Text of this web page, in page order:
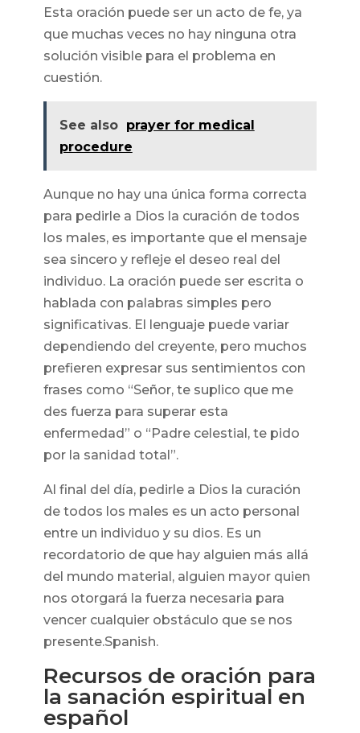
Esta oración puede ser un acto de fe, ya
que muchas veces no hay ninguna otra
solución visible para el problema en
cuestión.
See also prayer for medical
procedure
Aunque no hay una única forma correcta
para pedirle a Dios la curación de todos
los males, es importante que el mensaje
sea sincero y refleje el deseo real del
individuo. La oración puede ser escrita o
hablada con palabras simples pero
significativas. El lenguaje puede variar
dependiendo del creyente, pero muchos
prefieren expresar sus sentimientos con
frases como “Señor, te suplico que me
des fuerza para superar esta
enfermedad” o “Padre celestial, te pido
por la sanidad total”.
Al final del día, pedirle a Dios la curación
de todos los males es un acto personal
entre un individuo y su dios. Es un
recordatorio de que hay alguien más allá
del mundo material, alguien mayor quien
nos otorgará la fuerza necesaria para
vencer cualquier obstáculo que se nos
presente.Spanish.
Recursos de oración para
la sanación espiritual en
español